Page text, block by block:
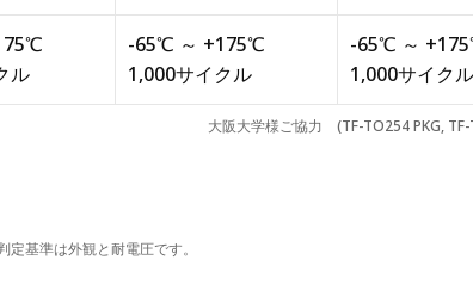
ル
-65℃ ～ +175℃
1,000サイクル
-65℃ ～
1,000サイク
大阪大学様ご協力 (TF-TO254 PKG, TF-
基準は外観と耐電圧です。